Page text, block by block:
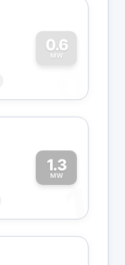
0.6
MW
0
1.3
MW
1